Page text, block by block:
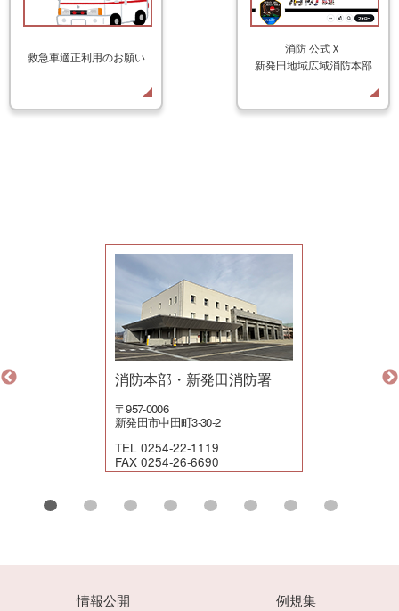
救急車適正利用のお願い
消防 公式Ｘ
新発田地域広域消防本部
消防本部・新発田消防署
〒957-0006
新発田市中田町3-30-2
TEL 0254-22-1119
FAX 0254-26-6690
情報公開 例規集